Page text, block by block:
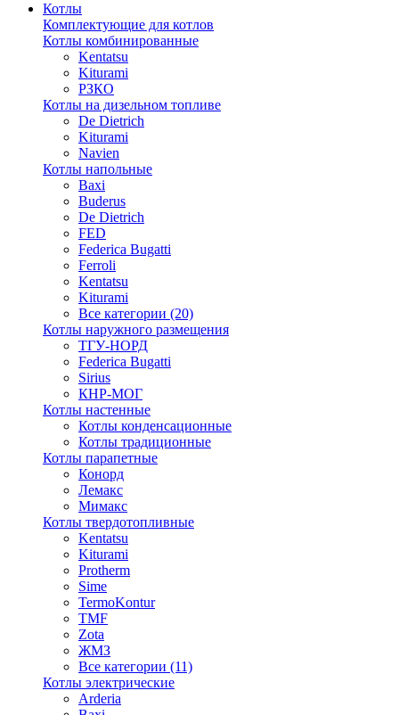
Котлы
Комплектующие для котлов
Котлы комбинированные
Kentatsu
Kiturami
РЗКО
Котлы на дизельном топливе
De Dietrich
Kiturami
Navien
Котлы напольные
Baxi
Buderus
De Dietrich
FED
Federica Bugatti
Ferroli
Kentatsu
Kiturami
Все категории (20)
Котлы наружного размещения
ТГУ-НОРД
Federica Bugatti
Sirius
КНР-МОГ
Котлы настенные
Котлы конденсационные
Котлы традиционные
Котлы парапетные
Конорд
Лемакс
Мимакс
Котлы твердотопливные
Kentatsu
Kiturami
Protherm
Sime
TermoKontur
TMF
Zota
ЖМЗ
Все категории (11)
Котлы электрические
Arderia